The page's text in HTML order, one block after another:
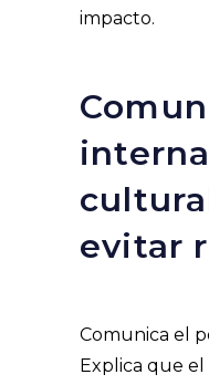
impacto.
evitar
Comunica el
Explica que